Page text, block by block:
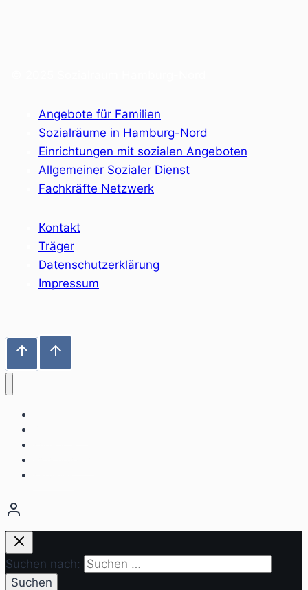
Angebote für Familien
Sozialräume in Hamburg-Nord
Einrichtungen mit sozialen Angeboten
Allgemeiner Sozialer Dienst
Fachkräfte Netzwerk
Kontakt
Träger
Datenschutzerklärung
Impressum
Suchen nach: